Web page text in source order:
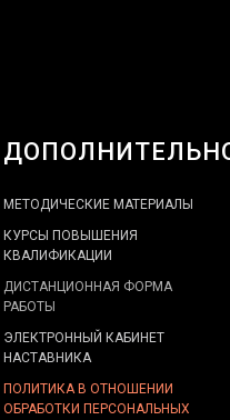
МЕТОДИЧЕСКИЕ МАТЕРИАЛЫ
КУРСЫ ПОВЫШЕНИЯ
КВАЛИФИКАЦИИ
ДИСТАНЦИОННАЯ ФОРМА
РАБОТЫ
ЭЛЕКТРОННЫЙ КАБИНЕТ
НАСТАВНИКА
ПОЛИТИКА В ОТНОШЕНИИ
ОБРАБОТКИ ПЕРСОНАЛЬНЫХ